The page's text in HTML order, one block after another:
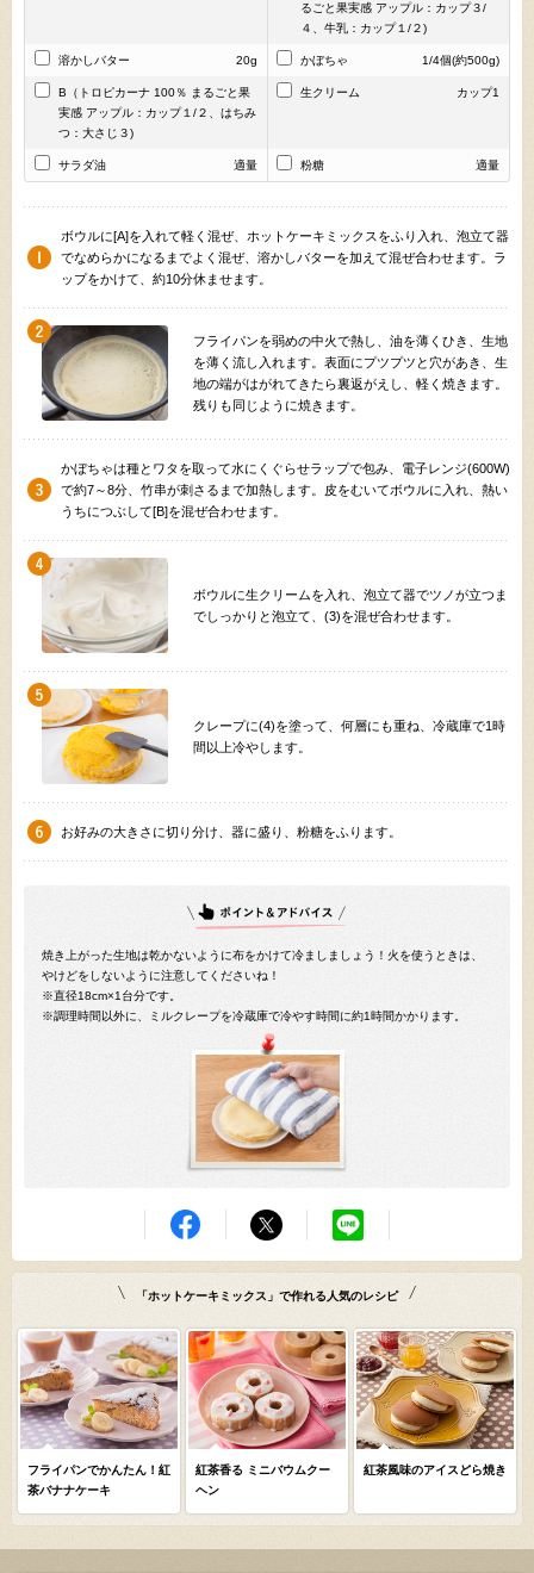
るごと果実感 アップル：カップ３/
４、牛乳：カップ１/２)
溶かしバター 20g かぼちゃ 1/4個(約500g)
B（トロピカーナ 100％ まるごと果
実感 アップル：カップ１/２、はちみ
つ：大さじ３)
生クリーム カップ1
サラダ油 適量 粉糖 適量
ボウルに[A]を入れて軽く混ぜ、ホットケーキミックスをふり入れ、泡立て器
でなめらかになるまでよく混ぜ、溶かしバターを加えて混ぜ合わせます。ラ
ップをかけて、約10分休ませます。
フライパンを弱めの中火で熱し、油を薄くひき、生地
を薄く流し入れます。表面にプツプツと穴があき、生
地の端がはがれてきたら裏返がえし、軽く焼きます。
残りも同じように焼きます。
かぼちゃは種とワタを取って水にくぐらせラップで包み、電子レンジ(600W)
で約7～8分、竹串が刺さるまで加熱します。皮をむいてボウルに入れ、熱い
うちにつぶして[B]を混ぜ合わせます。
ボウルに生クリームを入れ、泡立て器でツノが立つま
でしっかりと泡立て、(3)を混ぜ合わせます。
クレープに(4)を塗って、何層にも重ね、冷蔵庫で1時
間以上冷やします。
お好みの大きさに切り分け、器に盛り、粉糖をふります。
焼き上がった生地は乾かないように布をかけて冷ましましょう！火を使うときは、
やけどをしないように注意してくださいね！
※直径18cm×1台分です。
※調理時間以外に、ミルクレープを冷蔵庫で冷やす時間に約1時間かかります。
「ホットケーキミックス」で作れる人気のレシピ
フライパンでかんたん！紅
茶バナナケーキ
紅茶香る ミニバウムクー
ヘン
紅茶風味のアイスどら焼き